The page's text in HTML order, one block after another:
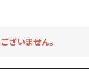
ざいません。